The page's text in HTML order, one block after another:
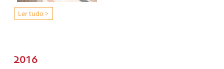
Ler tudo >
2016